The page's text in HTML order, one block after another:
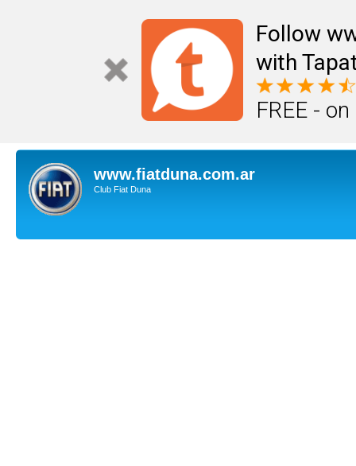
Follow
with
FREE -
www.fiatduna.com.ar
Club Fiat Duna